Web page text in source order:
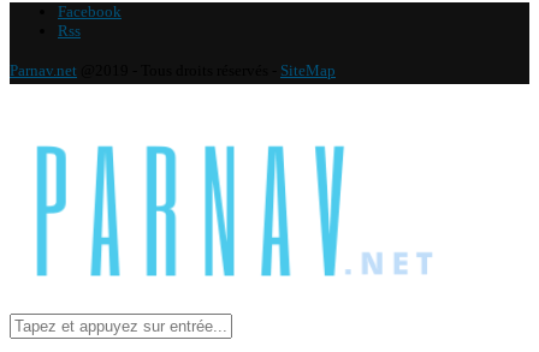
Facebook
Rss
Parnav.net SiteMap